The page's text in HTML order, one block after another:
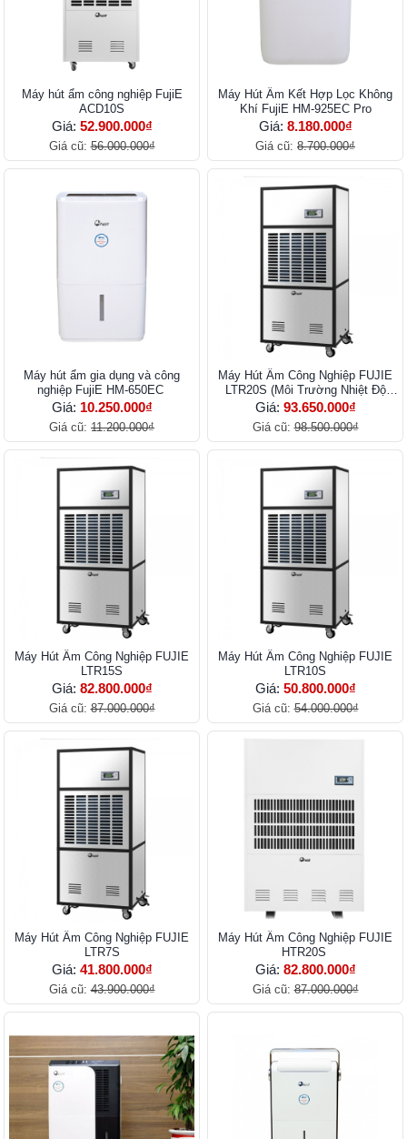
Máy hút ẩm công nghiệp FujiE
ACD10S
Giá: 52.900.000₫
Giá cũ:56.000.000₫
Máy Hút Ẩm Kết Hợp Lọc Không
Khí FujiE HM-925EC Pro
Giá: 8.180.000₫
Giá cũ: 8.700.000₫
Máy hút ẩm gia dụng và công
nghiệp FujiE HM-650EC
Giá: 10.250.000₫
Giá cũ: 11.200.000₫
Máy Hút Ẩm Công Nghiệp FUJIE
LTR20S (Môi Trường Nhiệt Độ
Thấp)
Giá: 93.650.000₫
Giá cũ:98.500.000₫
Máy Hút Ẩm Công Nghiệp FUJIE
LTR15S
Giá: 82.800.000₫
Giá cũ:87.000.000₫
Máy Hút Ẩm Công Nghiệp FUJIE
LTR10S
Giá: 50.800.000₫
Giá cũ:54.000.000₫
Máy Hút Ẩm Công Nghiệp FUJIE
LTR7S
Giá: 41.800.000₫
Giá cũ:43.900.000₫
Máy Hút Ẩm Công Nghiệp FUJIE
HTR20S
Giá: 82.800.000₫
Giá cũ:87.000.000₫